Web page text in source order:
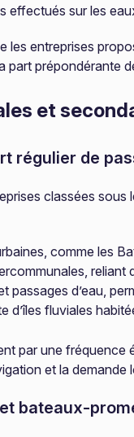
effectués sur les
les entreprises
part prépondérante
et
régulier de
classées
comme les
reliant
passages d’eau,
d’îles fluviales
par une fréquence
et la demande
bateaux-